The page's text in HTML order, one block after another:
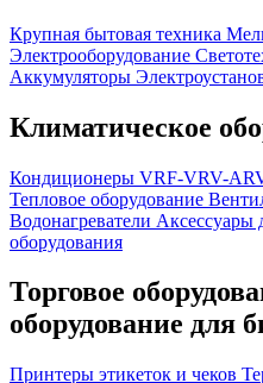
Крупная бытовая техника
Электрооборудование
Аккумуляторы
Климатическое
Кондиционеры VRF-VRV-
Тепловое оборудование
Водонагреватели Аксессуары
оборудования
Торговое
оборудование для
Принтеры этикеток и чеков